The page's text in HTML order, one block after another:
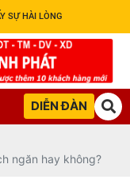
SỰ HÀI LÒNG
DIỄN ĐÀN
ngăn hay không?